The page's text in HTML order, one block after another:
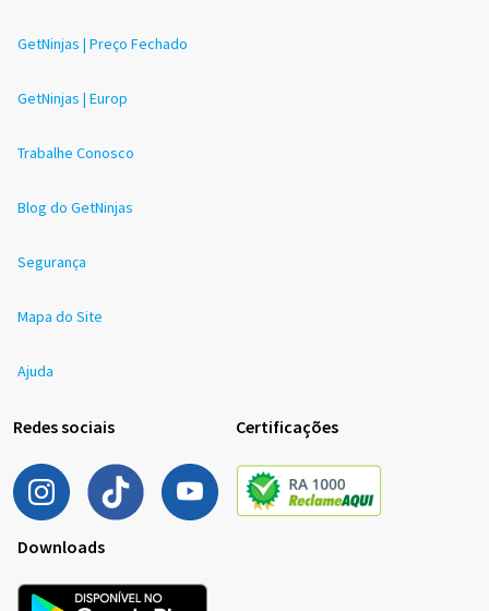
GetNinjas | Preço Fechado
GetNinjas | Europ
Trabalhe Conosco
Blog do GetNinjas
Segurança
Mapa do Site
Ajuda
Redes sociais Certificações
Downloads